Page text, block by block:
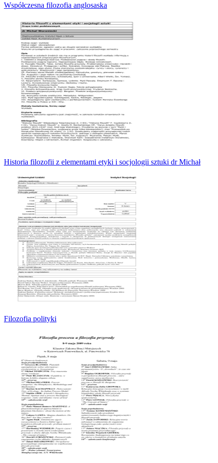
Współczesna filozofia anglosaska
Historia filozofii z elementami etyki i socjologii sztuki dr Michał
Filozofia polityki